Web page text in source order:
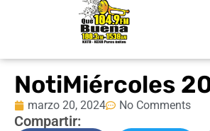
NotiMiércoles
marzo 20, 2024 No Comments
Compartir: